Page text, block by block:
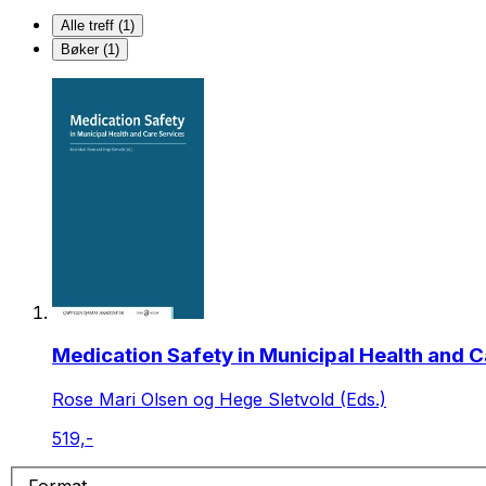
Alle treff (1)
Bøker (1)
Medication Safety in Municipal Health and
Rose Mari Olsen og Hege Sletvold (Eds.)
519,-